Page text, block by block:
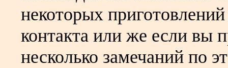
некоторых
контакта или же если вы
несколько замечаний по